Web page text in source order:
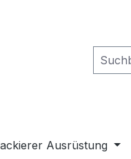
Ausrüstung